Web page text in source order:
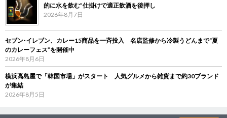
的に水を飲む”仕掛けで適正飲酒を後押し
2026年8月7日
セブン‐イレブン、カレー15商品を一斉投入 名店監修から冷製うどんまで“夏
のカレーフェス”を開催中
2026年8月6日
横浜高島屋で「韓国市場」がスタート 人気グルメから雑貨まで約30ブランド
が集結
2026年8月5日